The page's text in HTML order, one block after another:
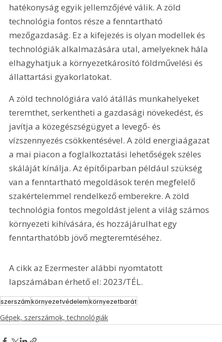
hatékonyság egyik jellemzőjévé válik. A zöld
technológia fontos része a fenntartható
mezőgazdaság. Ez a kifejezés is olyan modellek és
technológiák alkalmazására utal, amelyeknek hála
elhagyhatjuk a környezetkárosító földművelési és
állattartási gyakorlatokat.
A zöld technológiára való átállás munkahelyeket
teremthet, serkentheti a gazdasági növekedést, és
javítja a közegészségügyet a levegő- és
vízszennyezés csökkentésével. A zöld energiaágazat
a mai piacon a foglalkoztatási lehetőségek széles
skáláját kínálja. Az építőiparban például szükség
van a fenntartható megoldások terén megfelelő
szakértelemmel rendelkező emberekre. A zöld
technológia fontos megoldást jelent a világ számos
környezeti kihívására, és hozzájárulhat egy
fenntarthatóbb jövő megteremtéséhez.
A cikk az Ezermester alábbi nyomtatott
lapszámában érhető el: 2023/TÉL.
szerszámkörnyezetvédelemkörnyezetbarát
Gépek, szerszámok, technológiák